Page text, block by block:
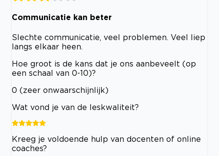
Communicatie kan beter
Slechte communicatie, veel problemen. Veel liep
langs elkaar heen.
Hoe groot is de kans dat je ons aanbeveelt (op
een schaal van 0-10)?
0 (zeer onwaarschijnlijk)
Wat vond je van de leskwaliteit?
Kreeg je voldoende hulp van docenten of online
coaches?